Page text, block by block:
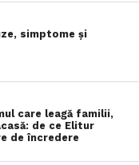
simptome și
care leagă familii,
de ce Elitur
de încredere